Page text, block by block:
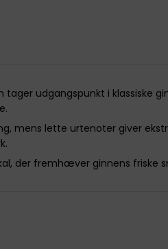
udgangspunkt i klassiske
mens lette urtenoter giver
der fremhæver ginnens friske